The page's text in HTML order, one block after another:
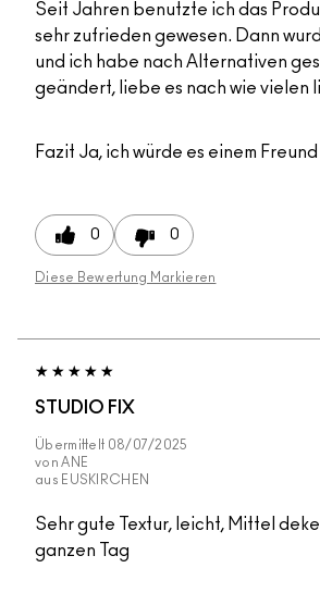
Seit Jahren benutzte ich das
sehr zufrieden gewesen. Dann
und ich habe nach Alternativen
geändert, liebe es nach wie vielen
Fazit Ja, ich würde es einem
0 0
Diese Bewertung Markieren
STUDIO FIX
Übermittelt 08/07/2025
von ANE
aus EUSKIRCHEN
Sehr gute Textur, leicht, Mittel
ganzen Tag